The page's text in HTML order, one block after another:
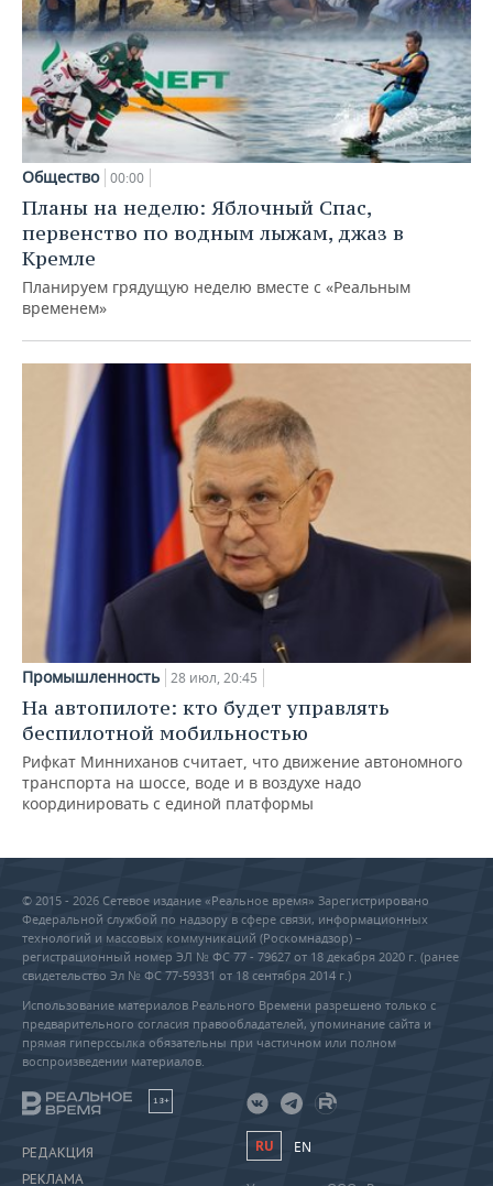
Общество 00:00
Планы на неделю: Яблочный Спас,
первенство по водным лыжам, джаз в
Кремле
Планируем грядущую неделю вместе с «Реальным
временем»
Промышленность 28 июл, 20:45
На автопилоте: кто будет управлять
беспилотной мобильностью
Рифкат Минниханов считает, что движение автономного
транспорта на шоссе, воде и в воздухе надо
координировать с единой платформы
© 2015 - 2026 Сетевое издание «Реальное время» Зарегистрировано
Федеральной службой по надзору в сфере связи, информационных
технологий и массовых коммуникаций (Роскомнадзор) –
регистрационный номер ЭЛ № ФС 77 - 79627 от 18 декабря 2020 г. (ранее
свидетельство Эл № ФС 77-59331 от 18 сентября 2014 г.)
Использование материалов Реального Времени разрешено только с
предварительного согласия правообладателей, упоминание сайта и
прямая гиперссылка обязательны при частичном или полном
воспроизведении материалов.
18+
РЕДАКЦИЯ
РЕКЛАМА
RU EN